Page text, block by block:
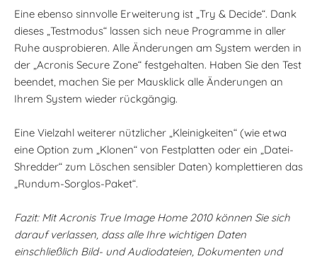
Eine ebenso sinnvolle Erweiterung ist „Try & Decide“. Dank
dieses „Testmodus“ lassen sich neue Programme in aller
Ruhe ausprobieren. Alle Änderungen am System werden in
der „Acronis Secure Zone“ festgehalten. Haben Sie den Test
beendet, machen Sie per Mausklick alle Änderungen an
Ihrem System wieder rückgängig.
Eine Vielzahl weiterer nützlicher „Kleinigkeiten“ (wie etwa
eine Option zum „Klonen“ von Festplatten oder ein „Datei-
Shredder“ zum Löschen sensibler Daten) komplettieren das
„Rundum-Sorglos-Paket“.
Fazit: Mit Acronis True Image Home 2010 können Sie sich
darauf verlassen, dass alle Ihre wichtigen Daten
einschließlich Bild- und Audiodateien, Dokumenten und